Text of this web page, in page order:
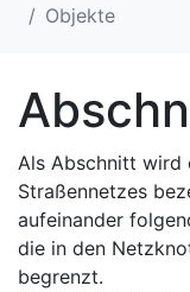
Objekte
Als Abschnitt wird
Straßennetzes
aufeinander
die in den
begrenzt.